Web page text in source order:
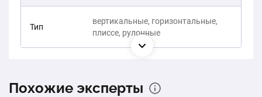
Тип
вертикальные, горизонтальные,
плиссе, рулонные
Похожие эксперты